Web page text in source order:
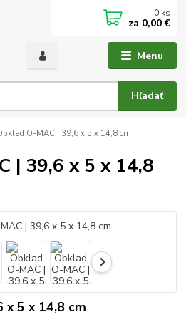
Menu
Hľadať
0 ks
za 0,00 €
O-MAC | 39,6 x 5 x 14,8 cm
| 39,6 x 5 x 14,8
x 5 x 14,8 cm